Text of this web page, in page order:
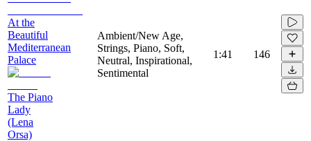
At the
Beautiful
Mediterranean
Palace
The Piano
Lady
(Lena
Orsa)
Ambient/New Age,
Strings, Piano, Soft,
Neutral, Inspirational,
Sentimental
1:41 146